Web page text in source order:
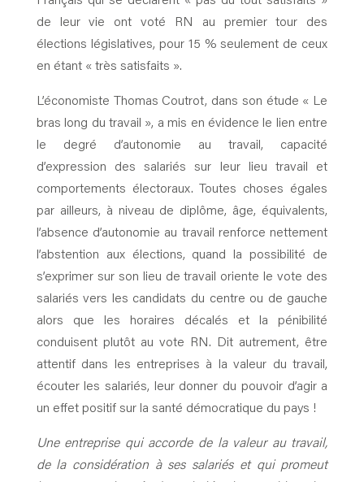
de leur vie ont voté RN au premier tour des
élections législatives, pour 15 % seulement de ceux
en étant « très satisfaits ».
L’économiste Thomas Coutrot, dans son étude « Le
bras long du travail », a mis en évidence le lien entre
le degré d’autonomie au travail, capacité
d’expression des salariés sur leur lieu travail et
comportements électoraux. Toutes choses égales
par ailleurs, à niveau de diplôme, âge, équivalents,
l’absence d’autonomie au travail renforce nettement
l’abstention aux élections, quand la possibilité de
s’exprimer sur son lieu de travail oriente le vote des
salariés vers les candidats du centre ou de gauche
alors que les horaires décalés et la pénibilité
conduisent plutôt au vote RN. Dit autrement, être
attentif dans les entreprises à la valeur du travail,
écouter les salariés, leur donner du pouvoir d’agir a
un effet positif sur la santé démocratique du pays !
Une entreprise qui accorde de la valeur au travail,
de la considération à ses salariés et qui promeut